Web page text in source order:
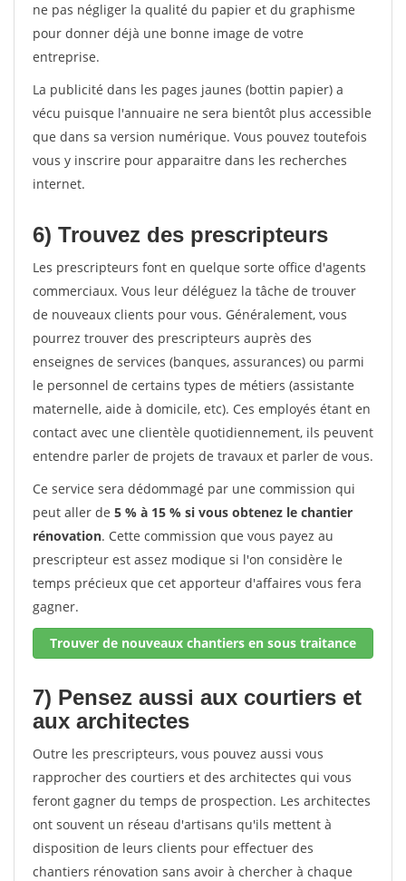
ne pas négliger la qualité du papier et du graphisme
pour donner déjà une bonne image de votre
entreprise.
La publicité dans les pages jaunes (bottin papier) a
vécu puisque l'annuaire ne sera bientôt plus accessible
que dans sa version numérique. Vous pouvez toutefois
vous y inscrire pour apparaitre dans les recherches
internet.
6) Trouvez des prescripteurs
Les prescripteurs font en quelque sorte office d'agents
commerciaux. Vous leur déléguez la tâche de trouver
de nouveaux clients pour vous. Généralement, vous
pourrez trouver des prescripteurs auprès des
enseignes de services (banques, assurances) ou parmi
le personnel de certains types de métiers (assistante
maternelle, aide à domicile, etc). Ces employés étant en
contact avec une clientèle quotidiennement, ils peuvent
entendre parler de projets de travaux et parler de vous.
Ce service sera dédommagé par une commission qui
peut aller de 5 % à 15 % si vous obtenez le chantier
rénovation. Cette commission que vous payez au
prescripteur est assez modique si l'on considère le
temps précieux que cet apporteur d'affaires vous fera
gagner.
Trouver de nouveaux chantiers en sous traitance
7) Pensez aussi aux courtiers et
aux architectes
Outre les prescripteurs, vous pouvez aussi vous
rapprocher des courtiers et des architectes qui vous
feront gagner du temps de prospection. Les architectes
ont souvent un réseau d'artisans qu'ils mettent à
disposition de leurs clients pour effectuer des
chantiers rénovation sans avoir à chercher à chaque